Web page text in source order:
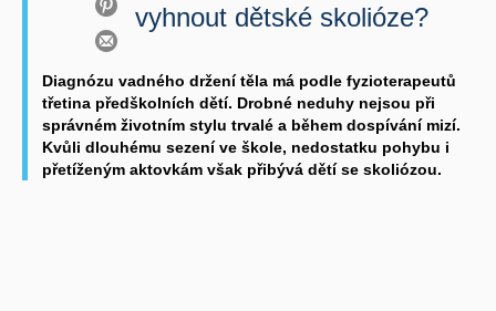
vyhnout dětské skolióze?
Diagnózu vadného držení těla má podle fyzioterapeutů
třetina předškolních dětí. Drobné neduhy nejsou při
správném životním stylu trvalé a během dospívání mizí.
Kvůli dlouhému sezení ve škole, nedostatku pohybu i
přetíženým aktovkám však přibývá dětí se skoliózou.